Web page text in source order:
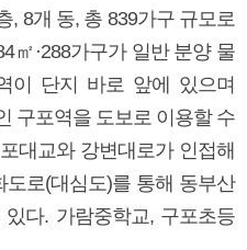
, 8개 동, 총 839가구 규모로
㎡·288가구가 일반 분양 물
이 단지 바로 앞에 있으며
구포역을 도보로 이용할 수
대교와 강변대로가 인접해
로(대심도)를 통해 동부산
다. 가람중학교, 구포초등